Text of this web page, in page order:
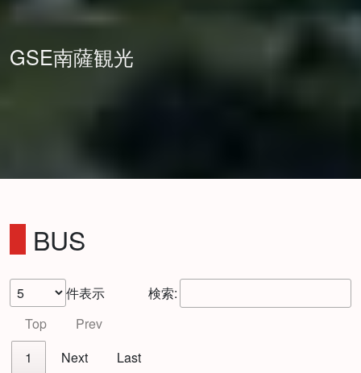
GSE南薩観光
BUS
件表示
検索:
Top
Prev
1
Next
Last